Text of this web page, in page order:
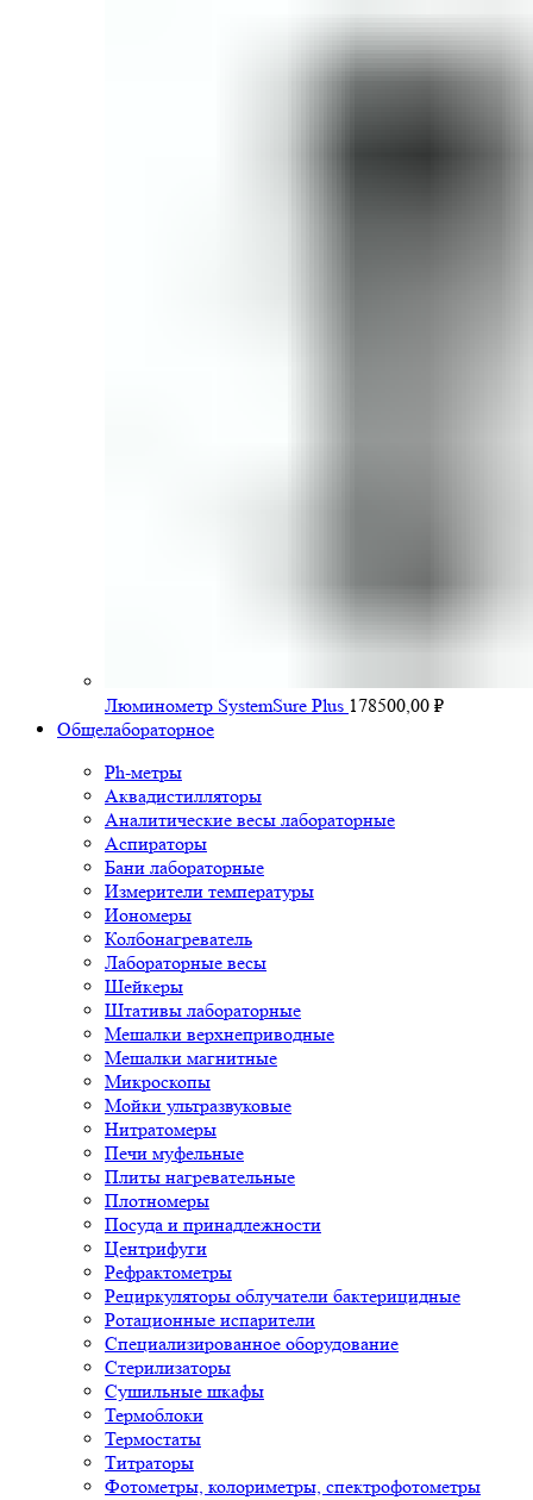
Люминометр SystemSure Plus 178500,00 ₽
Общелабораторное
Ph-метры
Аквадистилляторы
Аналитические весы лабораторные
Аспираторы
Бани лабораторные
Измерители температуры
Иономеры
Колбонагреватель
Лабораторные весы
Шейкеры
Штативы лабораторные
Мешалки верхнеприводные
Мешалки магнитные
Микроскопы
Мойки ультразвуковые
Нитратомеры
Печи муфельные
Плиты нагревательные
Плотномеры
Посуда и принадлежности
Центрифуги
Рефрактометры
Рециркуляторы облучатели бактерицидные
Ротационные испарители
Специализированное оборудование
Стерилизаторы
Сушильные шкафы
Термоблоки
Термостаты
Титраторы
Фотометры, колориметры, спектрофотометры